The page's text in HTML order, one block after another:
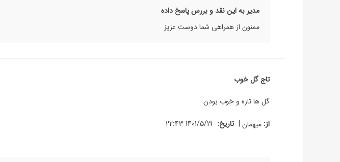
مدیر به این نقد و بررس پاسخ داده
ممنون از همراهی شما دوست عزیز
تاج گل خوب
گل ها تازه و خوب بودن
از: میهمان | تاریخ: 1401/5/19 22:43